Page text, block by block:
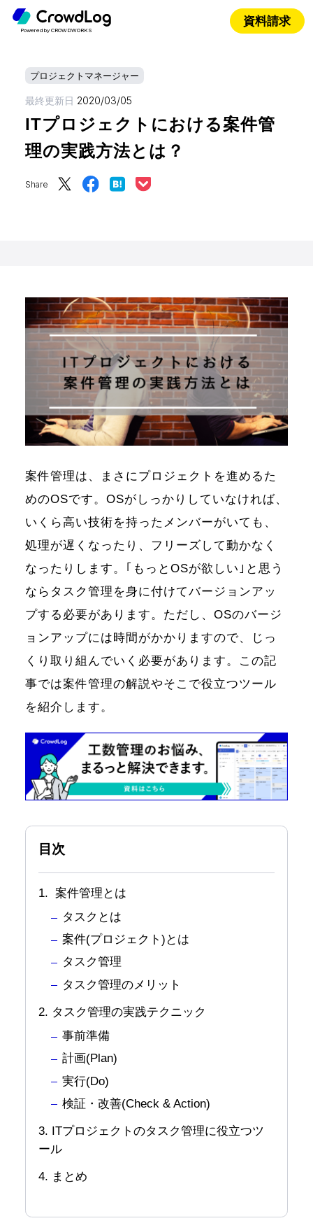
Powered by CROWDWORKS
資料請求
プロジェクトマネージャー
最終更新日 2020/03/05
ITプロジェクトにおける案件管
理の実践方法とは？
Share
案件管理は、まさにプロジェクトを進めるた
めのOSです。OSがしっかりしていなければ、
いくら高い技術を持ったメンバーがいても、
処理が遅くなったり、フリーズして動かなく
なったりします。｢もっとOSが欲しい｣と思う
ならタスク管理を身に付けてバージョンアッ
プする必要があります。ただし、OSのバージ
ョンアップには時間がかかりますので、じっ
くり取り組んでいく必要があります。この記
事では案件管理の解説やそこで役立つツール
を紹介します。
目次
1. 案件管理とは
タスクとは
案件(プロジェクト)とは
タスク管理
タスク管理のメリット
2. タスク管理の実践テクニック
事前準備
計画(Plan)
実行(Do)
検証・改善(Check & Action)
3. ITプロジェクトのタスク管理に役立つツ
ール
4. まとめ